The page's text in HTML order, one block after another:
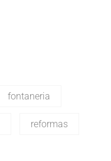
fontaneria
reformas